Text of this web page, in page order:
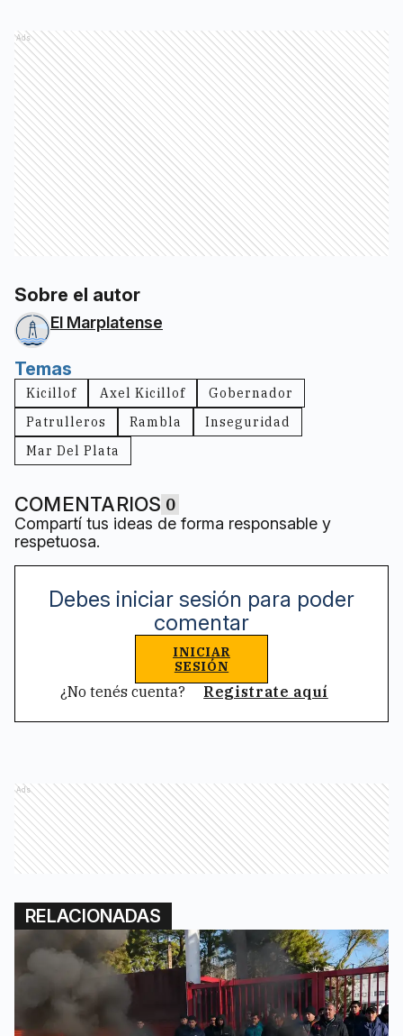
Ads
Sobre el autor
El Marplatense
Temas
Kicillof Axel Kicillof
Gobernador
Patrulleros
Rambla
Inseguridad
Mar Del Plata
COMENTARIOS 0
Compartí tus ideas de forma responsable y
respetuosa.
Debes iniciar sesión para poder
comentar
INICIAR
SESIÓN
¿No tenés cuenta? Registrate aquí
Ads
RELACIONADAS